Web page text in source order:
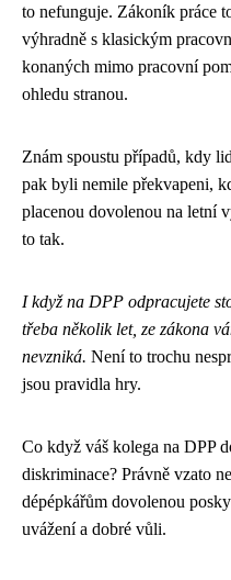
to nefunguje. Zákoník práce
výhradně s klasickým
konaných mimo pracovní
ohledu stranou.
Znám spoustu případů, kdy
pak byli nemile překvapeni,
placenou dovolenou na letní
to tak.
I když na DPP odpracujete
třeba několik let, ze zákona
nevzniká. Není to trochu
jsou pravidla hry.
Co když váš kolega na DPP
diskriminace? Právně vzato
dépépkářům dovolenou
uvážení a dobré vůli.